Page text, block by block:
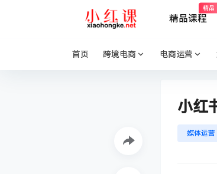
精品课程
精品
首页 跨境电商 电商运营
小红
媒体运营